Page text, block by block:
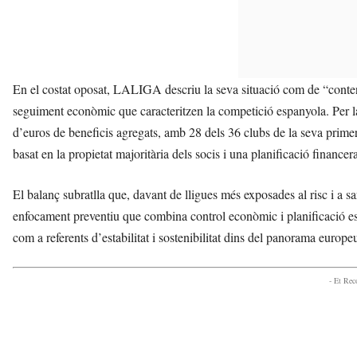
En el costat oposat, LALIGA descriu la seva situació com de
seguiment econòmic que caracteritzen la competició espanyola.
d’euros de beneficis agregats, amb 28 dels 36 clubs de la seva
basat en la propietat majoritària dels socis i una planificació
El balanç subratlla que, davant de lligues més exposades al risc i a
enfocament preventiu que combina control econòmic i planificació
com a referents d’estabilitat i sostenibilitat dins del panorama
- Et